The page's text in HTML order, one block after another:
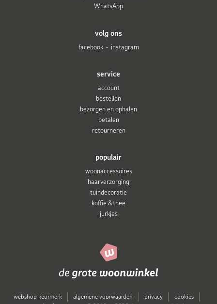
populair
woonaccessoires
haarverzorging
tuindecoratie
koffie & thee
jurkjes
service
account
bestellen
bezorgen en ophalen
betalen
retourneren
volg ons
facebook
instagram
WhatsApp
webshop keurmerk algemene voorwaarden privacy
cookies